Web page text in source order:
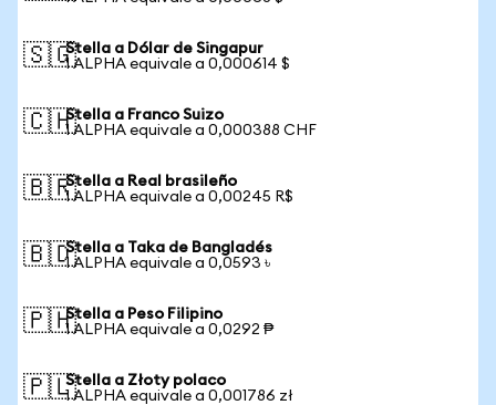
🇸🇬Stella a Dólar de Singapur
1 ALPHA equivale a 0,000614 $
🇨🇭Stella a Franco Suizo
1 ALPHA equivale a 0,000388 CHF
🇧🇷Stella a Real brasileño
1 ALPHA equivale a 0,00245 R$
🇧🇩Stella a Taka de Bangladés
1 ALPHA equivale a 0,0593 ৳
🇵🇭Stella a Peso Filipino
1 ALPHA equivale a 0,0292 ₱
🇵🇱Stella a Złoty polaco
1 ALPHA equivale a 0,001786 zł